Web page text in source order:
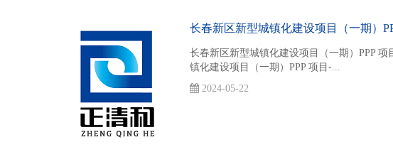
长春新区新型城镇化建设项目（一期）
长春新区新型城镇化建设项目（一期）PPP
镇化建设项目（一期）PPP 项目-...
2024-05-22